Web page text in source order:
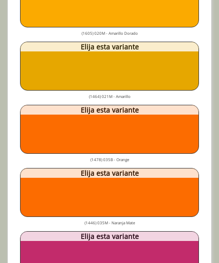
(1605) 020M - Amarillo Dorado
Elija esta variante
(1464) 021M - Amarillo
Elija esta variante
(1478) 035B - Orange
Elija esta variante
(1446) 035M - Naranja Mate
Elija esta variante